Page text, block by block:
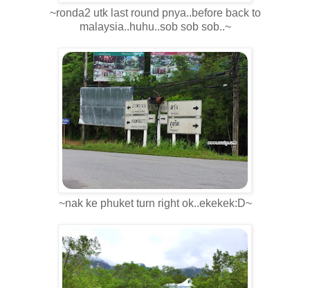
~ronda2 utk last round pnya..before back to
malaysia..huhu..sob sob sob..~
~nak ke phuket turn right ok..ekekek:D~